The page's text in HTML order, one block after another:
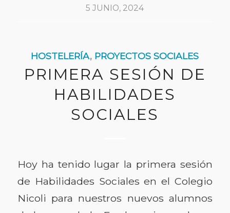
5 JUNIO, 2024
HOSTELERÍA, PROYECTOS SOCIALES
PRIMERA SESIÓN DE
HABILIDADES
SOCIALES
Hoy ha tenido lugar la primera sesión
de Habilidades Sociales en el Colegio
Nicoli para nuestros nuevos alumnos